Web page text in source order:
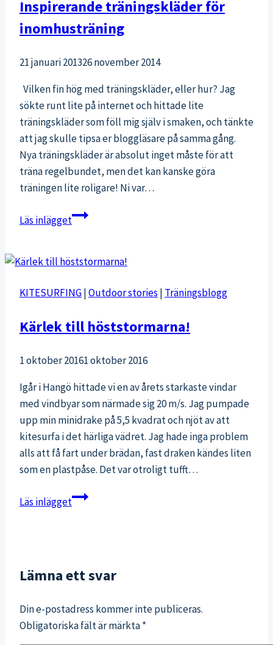
kursen
Inspirerande träningskläder för
inomhusträning
21 januari 201326 november 2014
Vilken fin hög med träningskläder, eller hur? Jag
sökte runt lite på internet och hittade lite
träningskläder som föll mig själv i smaken, och tänkte
att jag skulle tipsa er bloggläsare på samma gång.
Nya träningskläder är absolut inget måste för att
träna regelbundet, men det kan kanske göra
träningen lite roligare! Ni var…
Läs inläggetInspirerande
inomhusträning
KITESURFING|Outdoor stories | Träningsblogg
Kärlek till höststormarna!
1 oktober 20161 oktober 2016
Igår i Hangö hittade vi en av årets starkaste vindar
med vindbyar som närmade sig 20 m/s. Jag pumpade
upp min minidrake på 5,5 kvadrat och njöt av att
kitesurfa i det härliga vädret. Jag hade inga problem
alls att få fart under brädan, fast draken kändes liten
som en plastpåse. Det var otroligt tufft…
Läs inläggetKärlek
Lämna ett svar
Din e-postadress kommer inte publiceras.
Obligatoriska fält är märkta*